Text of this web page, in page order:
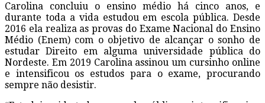
Carolina concluiu o ensino médio há cinco anos, e
durante toda a vida estudou em escola pública. Desde
2016 ela realiza as provas do Exame Nacional do Ensino
Médio (Enem) com o objetivo de alcançar o sonho de
estudar Direito em alguma universidade pública do
Nordeste. Em 2019 Carolina assinou um cursinho online
e intensificou os estudos para o exame, procurando
sempre não desistir.